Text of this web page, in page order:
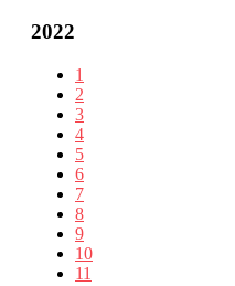
2022
1
2
3
4
5
6
7
8
9
10
11